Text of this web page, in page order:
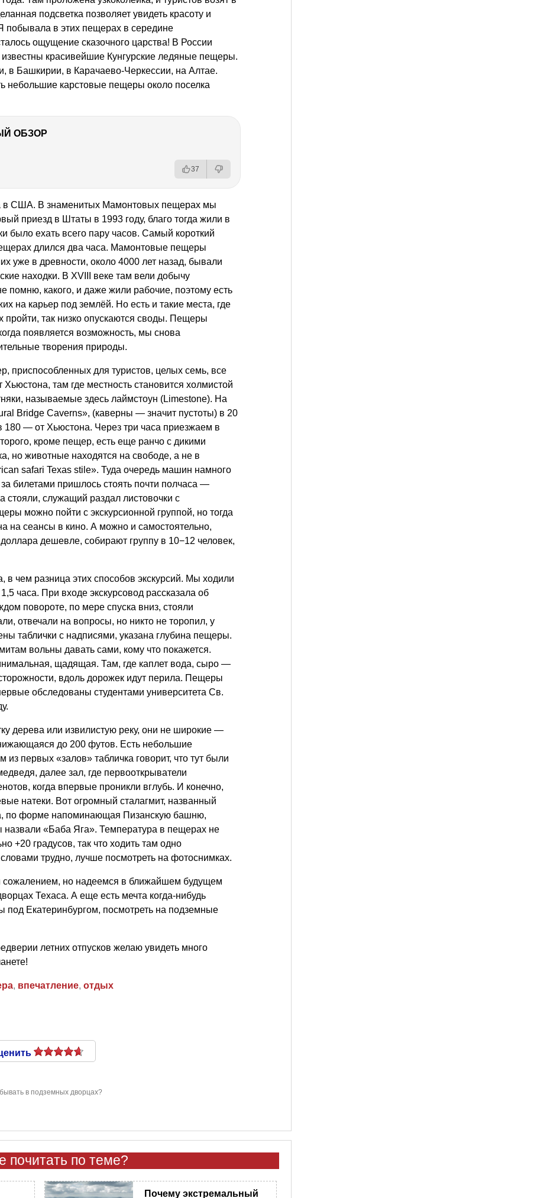
подсветка позволяет увидеть красоту и
побывала в этих пещерах в середине
ощущение сказочного царства! В России
красивейшие Кунгурские ледяные пещеры.
в Башкирии, в Карачаево-Черкессии, на Алтае.
небольшие карстовые пещеры около поселка
ОБЗОР
37
в США. В знаменитых Мамонтовых пещерах мы
приезд в Штаты в 1993 году, благо тогда жили в
было ехать всего пару часов. Самый короткий
длился два часа. Мамонтовые пещеры
уже в древности, около 4000 лет назад, бывали
находки. В XVIII веке там вели добычу
помню, какого, и даже жили рабочие, поэтому есть
на карьер под землёй. Но есть и такие места, где
пройти, так низко опускаются своды. Пещеры
появляется возможность, мы снова
творения природы.
приспособленных для туристов, целых семь, все
Хьюстона, там где местность становится холмистой
называемыe здесь лаймстоун (Limestone). На
Bridge Caverns», (каверны — значит пустоты) в 20
180 — от Хьюстона. Через три часа приезжаем в
кроме пещер, есть еще ранчо с дикими
но животные находятся на свободе, а не в
safari Texas stile». Туда очередь машин намного
билетами пришлось стоять почти полчаса —
стояли, служащий раздал листовочки с
можно пойти с экскурсионной группой, но тогда
на сеансы в кино. А можно и самостоятельно,
дешевле, собирают группу в 10−12 человек,
в чем разница этих способов экскурсий. Мы ходили
часа. При входе экскурсовод рассказала об
повороте, по мере спуска вниз, стояли
отвечали на вопросы, но никто не торопил, у
таблички с надписями, указана глубина пещеры.
вольны давать сами, кому что покажется.
щадящая. Там, где каплет вода, сыро —
вдоль дорожек идут перила. Пещеры
обследованы студентами университета Св.
дерева или извилистую реку, они не широкие —
до 200 футов. Есть небольшие
первых «залов» табличка говорит, что тут были
далее зал, где первооткрыватели
когда впервые проникли вглубь. И конечно,
натеки. Вот огромный сталагмит, названный
по форме напоминающая Пизанскую башню,
«Баба Яга». Температура в пещерах не
+20 градусов, так что ходить там одно
трудно, лучше посмотреть на фотоснимках.
но надеемся в ближайшем будущем
Техаса. А еще есть мечта когда-нибудь
под Екатеринбургом, посмотреть на подземные
летних отпусков желаю увидеть много
, впечатление, отдых
в подземных дворцах?
почитать по теме?
Почему экстремальный